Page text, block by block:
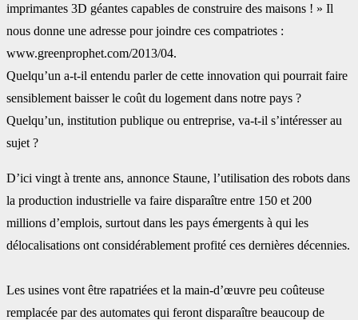
‎imprimantes 3D géantes capables de construire des maisons ! » Il
nous donne une adresse ‎pour joindre ces compatriotes :
www.greenprophet.com/2013/04. ‎
Quelqu’un a-t-il entendu parler de cette innovation qui pourrait faire
sensiblement baisser le ‎coût du logement dans notre pays ?
Quelqu’un, institution publique ou entreprise, va-t-il ‎s’intéresser au
sujet ?‎
D’ici vingt à trente ans, annonce Staune, l’utilisation des robots dans
la production ‎industrielle va faire disparaître entre 150 et 200
millions d’emplois, surtout dans les pays ‎émergents à qui les
délocalisations ont considérablement profité ces dernières décennies.
Les usines vont être rapatriées et la main-d’œuvre peu coûteuse
remplacée par des ‎automates qui feront disparaître beaucoup de